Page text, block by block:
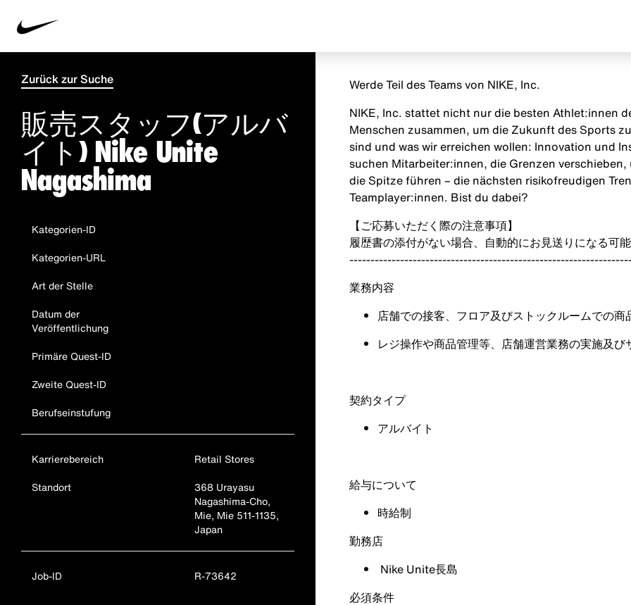
Zurück zur Suche
販売スタッフ(アルバ
イト) Nike Unite
Nagashima
Kategorien-ID
Kategorien-URL
Art der Stelle
Datum der
Veröffentlichung
Primäre Quest-ID
Zweite Quest-ID
Berufseinstufung
Karrierebereich
Retail Stores
Standort
368 Urayasu
Nagashima-Cho,
Mie, Mie 511-1135,
Japan
Job-ID R-73642
Werde Teil des Teams von NIKE, Inc.
NIKE, Inc. stattet nicht nur die besten Athlet:innen
Menschen zusammen, um die Zukunft des Sports
sind und was wir erreichen wollen: Innovation und
suchen Mitarbeiter:innen, die Grenzen
die Spitze führen – die nächsten risikofreudigen
Teamplayer:innen. Bist du dabei?
【ご応募いただく際の注意事項】
履歴書の添付がない場合、自動的にお見送りになる可
業務内容
店舗での接客、フロア及びストックルームでの商
レジ操作や商品管理等、店舗運営業務の実施及び
契約タイプ
アルバイト
給与について
時給制
勤務店
Nike Unite長島
必須条件